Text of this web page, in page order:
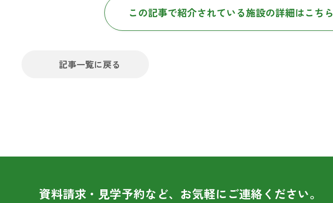
この記事で紹介されている施設の詳細はこちら
記事一覧に戻る
資料請求・見学予約など、お気軽に ご連絡ください。